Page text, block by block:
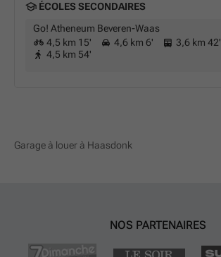
ÉCOLES SECONDAIRES
Go! Atheneum Beveren-Waas
4,5 km 15'
4,6 km 6'
3,6 km 42'
4,5 km 54'
Garage à louer à Haasdonk
NOS PARTENAIRES